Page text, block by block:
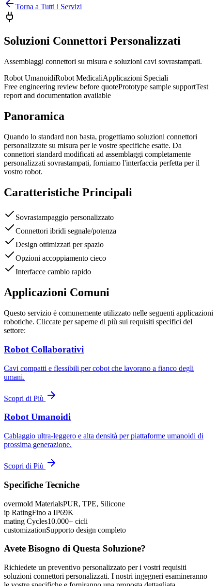
Torna a Tutti i Servizi
Soluzioni Connettori Personalizzati
Assemblaggi connettori su misura e soluzioni cavi sovrastampati.
Robot UmanoidiRobot MedicaliApplicazioni Speciali
Free engineering review before quotePrototype sample supportTest
report and documentation available
Panoramica
Quando lo standard non basta, progettiamo soluzioni connettori
personalizzate su misura per le vostre specifiche esatte. Da
connettori standard modificati ad assemblaggi completamente
personalizzati sovrastampati, forniamo l'interfaccia perfetta per il
vostro robot.
Caratteristiche Principali
Sovrastampaggio personalizzato
Connettori ibridi segnale/potenza
Design ottimizzati per spazio
Opzioni accoppiamento cieco
Interfacce cambio rapido
Applicazioni Comuni
Questo servizio è comunemente utilizzato nelle seguenti applicazioni
robotiche. Cliccate per saperne di più sui requisiti specifici del
settore:
Robot Collaborativi
Cavi compatti e flessibili per cobot che lavorano a fianco degli
umani.
Scopri di Più
Robot Umanoidi
Cablaggio ultra-leggero e alta densità per piattaforme umanoidi di
prossima generazione.
Scopri di Più
Specifiche Tecniche
overmold MaterialsPUR, TPE, Silicone
ip RatingFino a IP69K
mating Cycles10.000+ cicli
customizationSupporto design completo
Avete Bisogno di Questa Soluzione?
Richiedete un preventivo personalizzato per i vostri requisiti
soluzioni connettori personalizzati. I nostri ingegneri esamineranno